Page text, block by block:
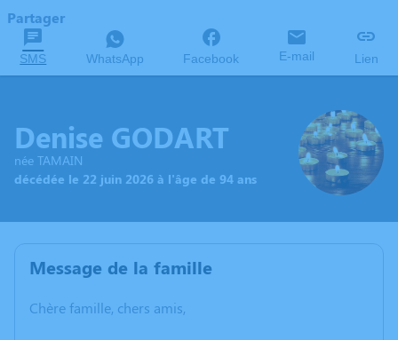
Partager
SMS WhatsApp Facebook E-mail Lien
Denise GODART
née TAMAIN
décédée le 22 juin 2026 à l'âge de 94 ans
Message de la famille
Chère famille, chers amis,